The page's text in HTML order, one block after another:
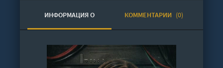
ИНФОРМАЦИЯ О
АУДИОКНИГЕ
КОММЕНТАРИИ (0)